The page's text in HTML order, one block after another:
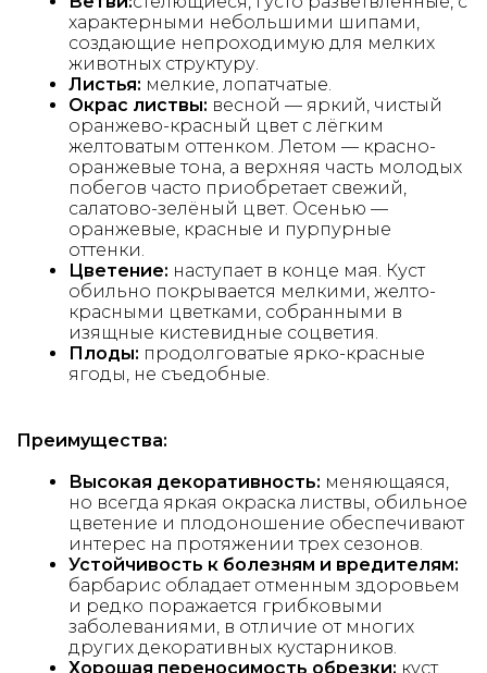
характерными небольшими шипами,
создающие непроходимую для мелких
животных структуру.
Листья: мелкие, лопатчатые.
Окрас листвы: весной — яркий, чистый
оранжево-красный цвет с лёгким
желтоватым оттенком. Летом — красно-
оранжевые тона, а верхняя часть молодых
побегов часто приобретает свежий,
салатово-зелёный цвет. Осенью —
оранжевые, красные и пурпурные
оттенки.
Цветение: наступает в конце мая. Куст
обильно покрывается мелкими, желто-
красными цветками, собранными в
изящные кистевидные соцветия.
Плоды: продолговатые ярко-красные
ягоды, не съедобные.
Преимущества:
Высокая декоративность: меняющаяся,
но всегда яркая окраска листвы, обильное
цветение и плодоношение обеспечивают
интерес на протяжении трех сезонов.
Устойчивость к болезням и вредителям:
барбарис обладает отменным здоровьем
и редко поражается грибковыми
заболеваниями, в отличие от многих
других декоративных кустарников.
Хорошая переносимость обрезки: куст